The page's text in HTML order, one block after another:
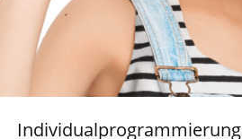
Individualprogrammierung